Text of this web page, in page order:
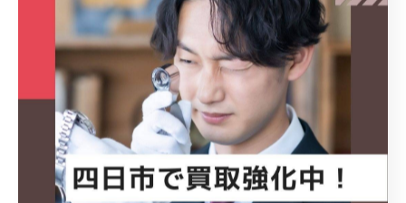
#四日市
#名古屋
#買取
#出張買取
#買取マクサス
#買取マクサス三重四日市店